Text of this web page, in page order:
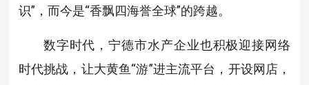
识”，而今是“香飘四海誉全球”的跨越。
数字时代，宁德市水产企业也积极迎接网络
时代挑战，让大黄鱼“游”进主流平台，开设网店，